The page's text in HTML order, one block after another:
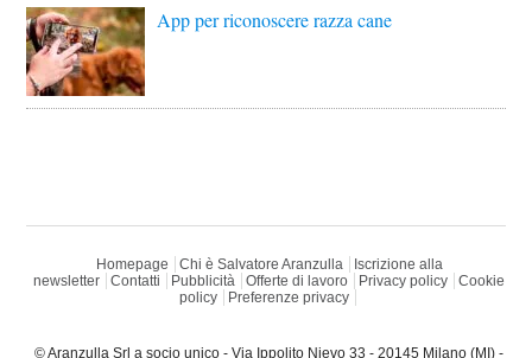
App per riconoscere razza cane
Homepage Chi è Salvatore Aranzulla
Iscrizione alla
newsletter
Contatti Pubblicità Offerte di lavoro Privacy policy
Cookie
policy
Preferenze privacy
© Aranzulla Srl a socio unico - Via Ippolito Nievo 33 - 20145 Milano (MI) -